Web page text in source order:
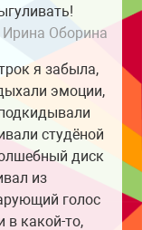
Ирина Оборина
я забыла,
эмоции,
студёной
диск
из
голос
в какой-то,